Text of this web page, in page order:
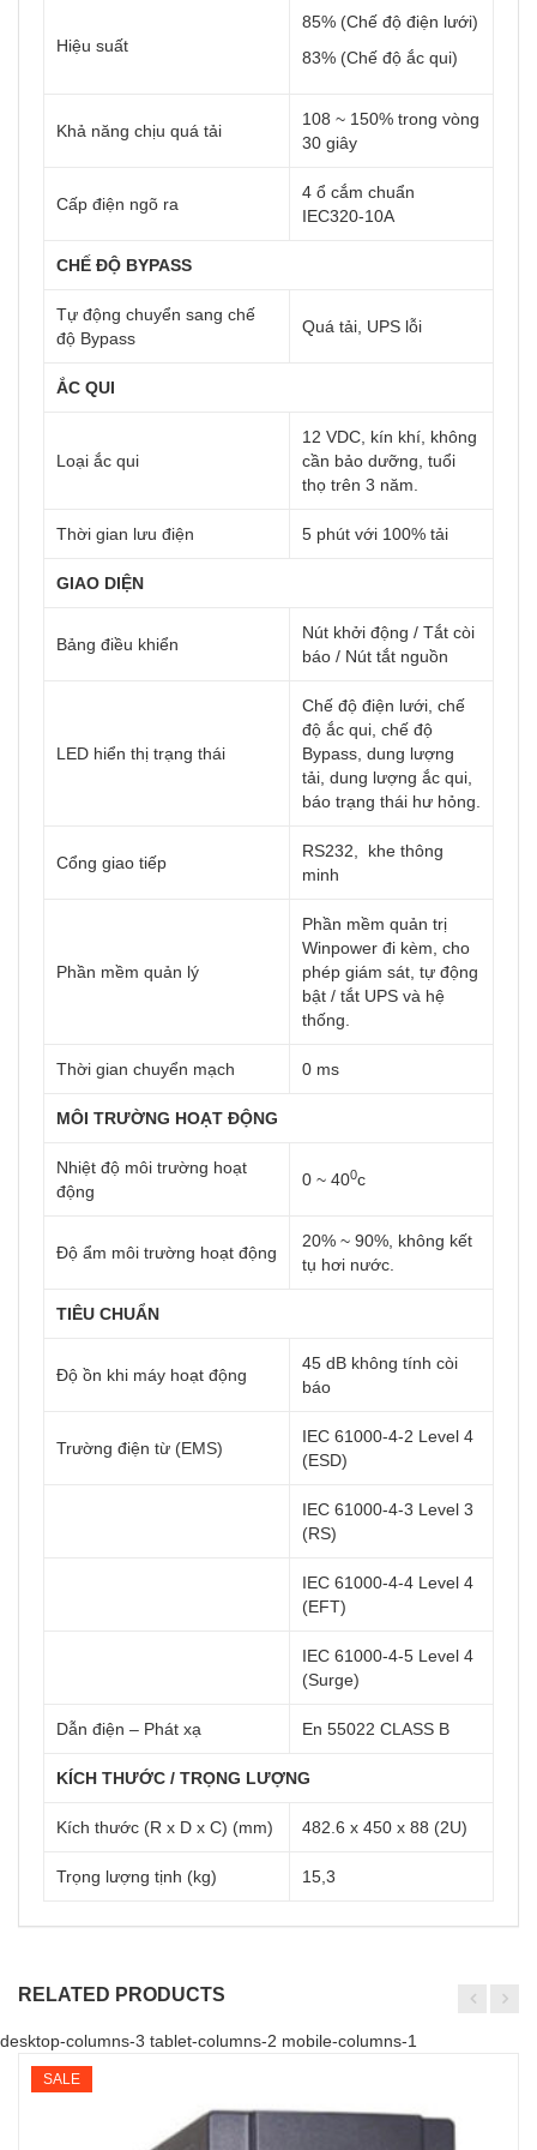
Hiệu suất
85% (Chế độ điện lưới)
83% (Chế độ ắc qui)
Khả năng chịu quá tải
108 ~ 150% trong vòng
30 giây
Cấp điện ngõ ra
4 ổ cắm chuẩn
IEC320-10A
CHẾ ĐỘ BYPASS
Tự động chuyển sang chế
độ Bypass
Quá tải, UPS lỗi
ẮC QUI
Loại ắc qui
12 VDC, kín khí, không
cần bảo dưỡng, tuổi
thọ trên 3 năm.
Thời gian lưu điện 5 phút với 100% tải
GIAO DIỆN
Bảng điều khiển
Nút khởi động / Tắt còi
báo / Nút tắt nguồn
LED hiển thị trạng thái
Chế độ điện lưới, chế
độ ắc qui, chế độ
Bypass, dung lượng
tải, dung lượng ắc qui,
báo trạng thái hư hỏng.
Cổng giao tiếp
RS232, khe thông
minh
Phần mềm quản lý
Phần mềm quản trị
Winpower đi kèm, cho
phép giám sát, tự động
bật / tắt UPS và hệ
thống.
Thời gian chuyển mạch 0 ms
MÔI TRƯỜNG HOẠT ĐỘNG
Nhiệt độ môi trường hoạt
động
0 ~ 400c
Độ ẩm môi trường hoạt động
20% ~ 90%, không kết
tụ hơi nước.
TIÊU CHUẨN
Độ ồn khi máy hoạt động
45 dB không tính còi
báo
Trường điện từ (EMS)
IEC 61000-4-2 Level 4
(ESD)
IEC 61000-4-3 Level 3
(RS)
IEC 61000-4-4 Level 4
(EFT)
IEC 61000-4-5 Level 4
(Surge)
Dẫn điện – Phát xạ En 55022 CLASS B
KÍCH THƯỚC / TRỌNG LƯỢNG
Kích thước (R x D x C) (mm) 482.6 x 450 x 88 (2U)
Trọng lượng tịnh (kg) 15,3
RELATED PRODUCTS
desktop-columns-3 tablet-columns-2 mobile-columns-1
SALE